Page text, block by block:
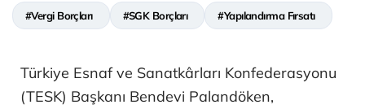
#Vergi Borçları #SGK Borçları #Yapılandırma Fırsatı
Türkiye Esnaf ve Sanatkârları Konfederasyonu
(TESK) Başkanı Bendevi Palandöken,